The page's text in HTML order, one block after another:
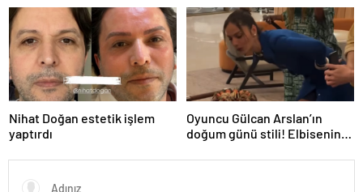
Nihat Doğan estetik işlem
yaptırdı
Oyuncu Gülcan Arslan’ın
doğum günü stili! Elbisenin